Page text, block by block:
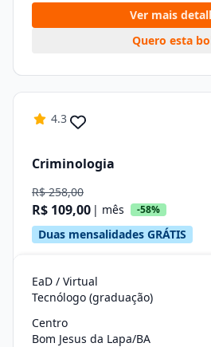
Ver mais
Quero esta
4.3
Criminologia
R$ 258,00
R$ 109,00 | mês -58%
Duas mensalidades GRÁTIS
EaD / Virtual
Tecnólogo (graduação)
Centro
Bom Jesus da Lapa/BA